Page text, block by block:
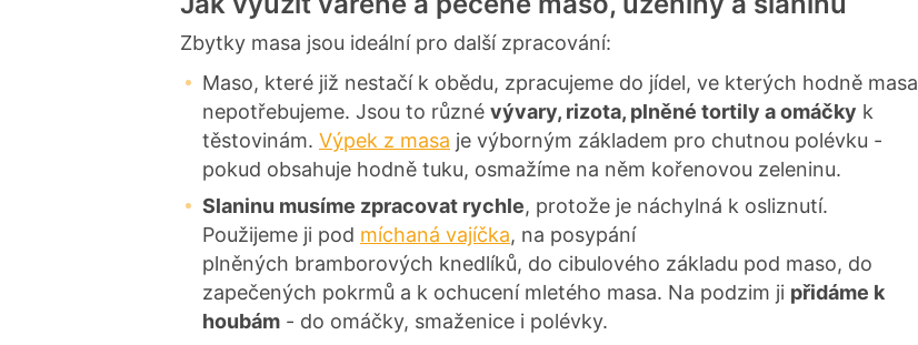
Zbytky masa jsou ideální pro další zpracování:
Maso, které již nestačí k obědu, zpracujeme do jídel, ve kterých hodně masa
nepotřebujeme. Jsou to různé vývary, rizota, plněné tortily a omáčky k
těstovinám. Výpek z masa je výborným základem pro chutnou polévku -
pokud obsahuje hodně tuku, osmažíme na něm kořenovou zeleninu.
Slaninu musíme zpracovat rychle, protože je náchylná k osliznutí.
Použijeme ji pod míchaná vajíčka, na posypání
plněných bramborových knedlíků, do cibulového základu pod maso, do
zapečených pokrmů a k ochucení mletého masa. Na podzim ji přidáme k
houbám - do omáčky, smaženice i polévky.